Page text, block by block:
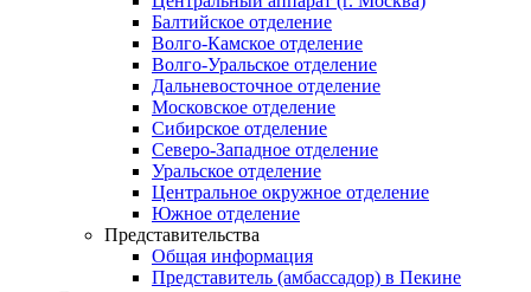
Балтийское отделение
Волго-Камское отделение
Волго-Уральское отделение
Дальневосточное отделение
Московское отделение
Сибирское отделение
Северо-Западное отделение
Уральское отделение
Центральное окружное отделение
Южное отделение
Представительства
Общая информация
Представитель (амбассадор) в Пекине